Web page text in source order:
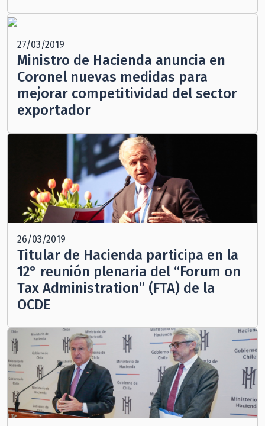
27/03/2019
Ministro de Hacienda anuncia en
Coronel nuevas medidas para
mejorar competitividad del sector
exportador
26/03/2019
Titular de Hacienda participa en la
12° reunión plenaria del “Forum on
Tax Administration” (FTA) de la
OCDE